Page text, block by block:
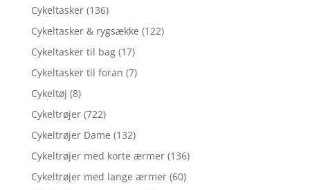
Cykeltasker (136)
Cykeltasker & rygsække (122)
Cykeltasker til bag (17)
Cykeltasker til foran (7)
Cykeltøj (8)
Cykeltrøjer (722)
Cykeltrøjer Dame (132)
Cykeltrøjer med korte ærmer (136)
Cykeltrøjer med lange ærmer (60)